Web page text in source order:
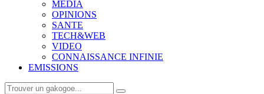
MEDIA
OPINIONS
SANTE
TECH&WEB
VIDEO
CONNAISSANCE INFINIE
EMISSIONS